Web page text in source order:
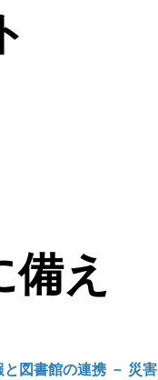
え
図書館の連携 － 災害